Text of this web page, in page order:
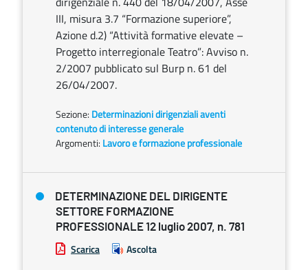
III, misura 3.7 “Formazione superiore”,
Azione d.2) “Attività formative elevate –
Progetto interregionale Teatro”: Avviso n.
2/2007 pubblicato sul Burp n. 61 del
26/04/2007.
Sezione: Determinazioni dirigenziali aventi
contenuto di interesse generale
Argomenti: Lavoro e formazione professionale
DETERMINAZIONE DEL DIRIGENTE
SETTORE FORMAZIONE
PROFESSIONALE 12 luglio 2007, n. 781
Scarica Ascolta